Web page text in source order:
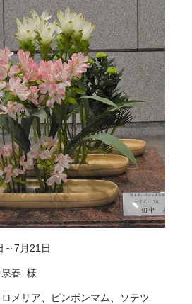
～7月21日
春 様
メリア、ピンポンマム、ソテツ